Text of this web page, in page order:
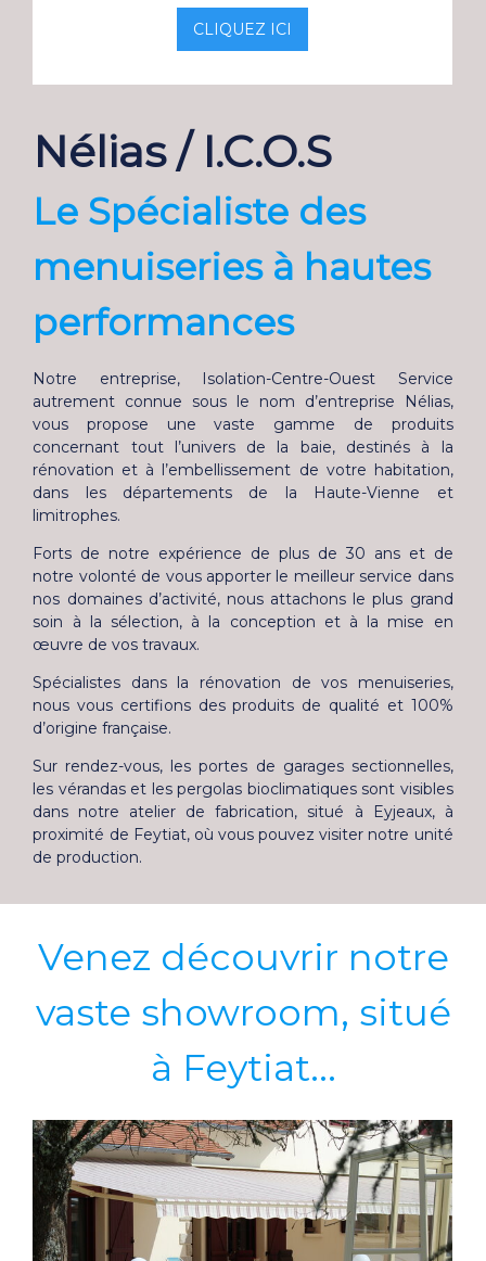
CLIQUEZ ICI
Nélias / I.C.O.S
Le Spécialiste des
menuiseries à hautes
performances
Notre entreprise, Isolation-Centre-Ouest Service
autrement connue sous le nom d’entreprise Nélias,
vous propose une vaste gamme de produits
concernant tout l’univers de la baie, destinés à la
rénovation et à l’embellissement de votre habitation,
dans les départements de la Haute-Vienne et
limitrophes.
Forts de notre expérience de plus de 30 anset de
notre volonté de vous apporter le meilleur service dans
nos domaines d’activité, nous attachons le plus grand
soin à la sélection, à la conception et à la mise en
œuvre de vos travaux.
Spécialistes dans la rénovation de vos menuiseries,
nous vous certifions des produits de qualité et 100%
d’origine française.
Sur rendez-vous, les portes de garages sectionnelles,
les vérandas et les pergolas bioclimatiques sont visibles
dans notre atelier de fabrication, situé à Eyjeaux, à
proximité de Feytiat, où vous pouvez visiter notre unité
de production.
Venez découvrir notre
vaste showroom, situé
à Feytiat...